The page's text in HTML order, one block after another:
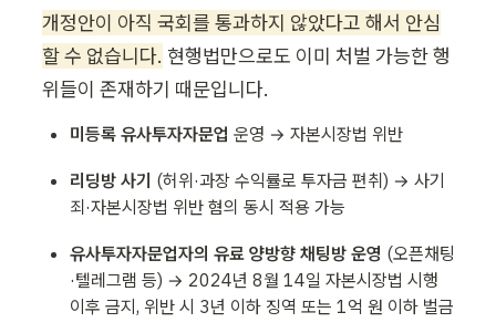
개정안이 아직 국회를 통과하지 않았다고 해서 안심
할 수 없습니다. 현행법만으로도 이미 처벌 가능한 행
위들이 존재하기 때문입니다.
미등록 유사투자자문업 운영 → 자본시장법 위반
리딩방 사기 (허위·과장 수익률로 투자금 편취) → 사기
죄·자본시장법 위반 혐의 동시 적용 가능
유사투자자문업자의 유료 양방향 채팅방 운영 (오픈채팅
·텔레그램 등) → 2024년 8월 14일 자본시장법 시행
이후 금지, 위반 시 3년 이하 징역 또는 1억 원 이하 벌금